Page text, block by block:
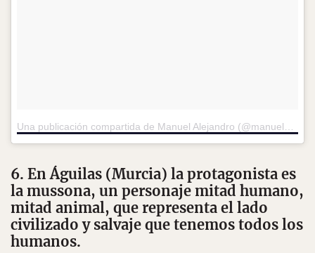
Una publicación compartida de Manuel Alejandro (@manuelbet_87)
6. En Águilas (Murcia) la protagonista es
la mussona, un personaje mitad humano,
mitad animal, que representa el lado
civilizado y salvaje que tenemos todos los
humanos.